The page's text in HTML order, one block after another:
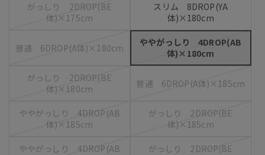
がっしり 2DROP(BE
体)×175cm
スリム 8DROP(YA
体)×180cm
普通 6DROP(A体)×180cm
ややがっしり 4DROP(AB
体)×180cm
がっしり 2DROP(BE
体)×180cm
普通 6DROP(A体)×185cm
ややがっしり 4DROP(AB
体)×185cm
がっしり 2DROP(BE
体)×185cm
ややがっしり 4DROP(AB
がっしり 2DROP(BE